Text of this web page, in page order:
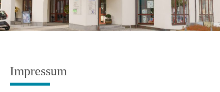
Impressum